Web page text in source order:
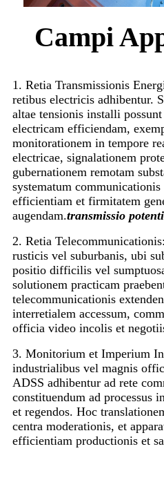
Campi
1. Retia Transmissionis
retibus electricis adhibentur.
altae tensionis installi
electricam efficiendam,
monitorationem in tempore
electricae, signalationem
gubernationem remotam
systematum communicationis
efficientiam et firmitatem
augendam.transmissio
2. Retia
rusticis vel suburbanis, ubi
positio difficilis vel
solutionem practicam
telecommunicationis
interretialem accessum,
officia video incolis et
3. Monitorium et Imperium
industrialibus vel magnis
ADSS adhibentur ad rete
constituendum ad processus
et regendos. Hoc
centra moderationis, et
efficientiam productionis et